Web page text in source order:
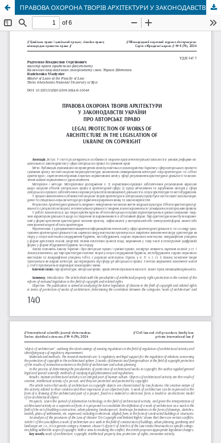
ПРАВОВА ОХОРОНА ТВОРІВ АРХІТЕКТУРИ У ЗАКОНОДАВСТВІ УКРАЇНИ ПРО АВТОРСЬКЕ ПРАВО